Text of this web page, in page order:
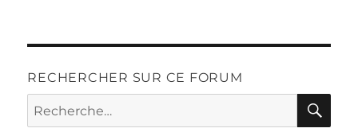
RECHERCHER SUR CE FORUM
Recherche
pour :